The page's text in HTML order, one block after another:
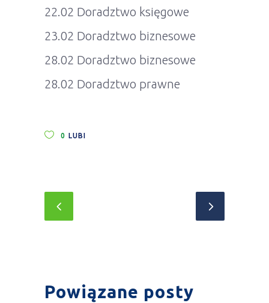
22.02 Doradztwo księgowe
23.02 Doradztwo biznesowe
28.02 Doradztwo biznesowe
28.02 Doradztwo prawne
0 LUBI
Powiązane posty